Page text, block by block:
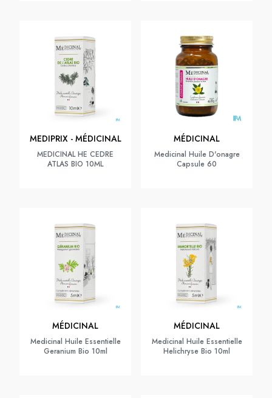
MEDIPRIX - MÉDICINAL
MEDICINAL HE CEDRE
ATLAS BIO 10ML
MÉDICINAL
Medicinal Huile D'onagre
Capsule 60
MÉDICINAL
Medicinal Huile Essentielle
Geranium Bio 10ml
MÉDICINAL
Medicinal Huile Essentielle
Helichryse Bio 10ml